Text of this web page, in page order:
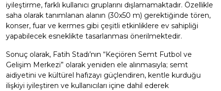
iyileştirme, farklı kullanıcı gruplarını dışlamamaktadır. Özellikle
saha olarak tanımlanan alanın (30x50 m) gerektiğinde tören,
konser, fuar ve kermes gibi çeşitli etkinliklere ev sahipliği
yapabilecek esneklikte tasarlanması önerilmektedir.
Sonuç olarak, Fatih Stadı’nın “Keçiören Semt Futbol ve
Gelişim Merkezi” olarak yeniden ele alınmasıyla; semt
aidiyetini ve kültürel hafızayı güçlendiren, kentle kurduğu
ilişkiyi iyileştiren ve kullanıcıları içine dahil ederek